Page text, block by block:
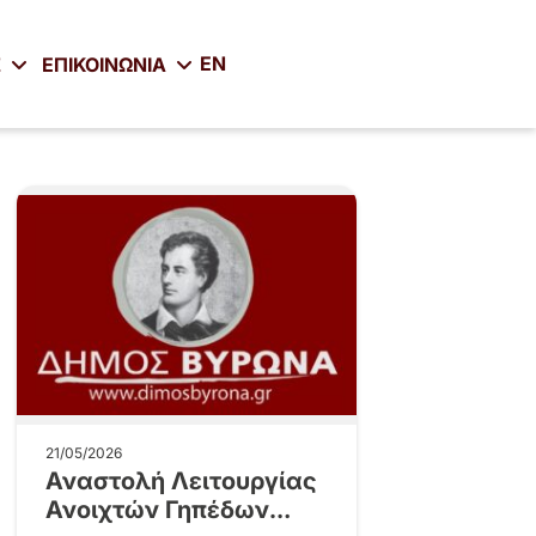
ΕΠΙΚΟΙΝΩΝΙΑ EN
21/05/2026
Αναστολή Λειτουργίας
Ανοιχτών Γηπέδων